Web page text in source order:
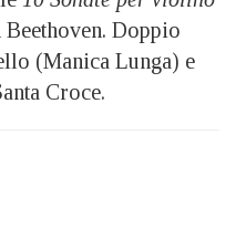
Doppio
(Manica Lunga) e
Croce.